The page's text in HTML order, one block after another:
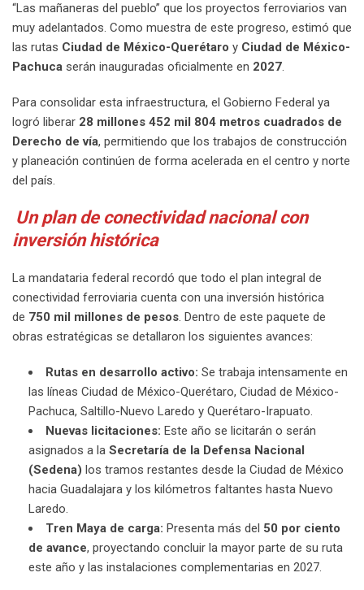
“Las mañaneras del pueblo” que los proyectos ferroviarios van
muy adelantados. Como muestra de este progreso, estimó que
las rutas Ciudad de México-Querétaro y Ciudad de México-
Pachuca serán inauguradas oficialmente en 2027.
Para consolidar esta infraestructura, el Gobierno Federal ya
logró liberar 28 millones 452 mil 804 metros cuadrados de
Derecho de vía, permitiendo que los trabajos de construcción
y planeación continúen de forma acelerada en el centro y norte
del país.
Un plan de conectividad nacional con
inversión histórica
La mandataria federal recordó que todo el plan integral de
conectividad ferroviaria cuenta con una inversión histórica
de 750 mil millones de pesos. Dentro de este paquete de
obras estratégicas se detallaron los siguientes avances:
Rutas en desarrollo activo: Se trabaja intensamente en
las líneas Ciudad de México-Querétaro, Ciudad de México-
Pachuca, Saltillo-Nuevo Laredo y Querétaro-Irapuato.
Nuevas licitaciones: Este año se licitarán o serán
asignados a la Secretaría de la Defensa Nacional
(Sedena) los tramos restantes desde la Ciudad de México
hacia Guadalajara y los kilómetros faltantes hasta Nuevo
Laredo.
Tren Maya de carga: Presenta más del 50 por ciento
de avance, proyectando concluir la mayor parte de su ruta
este año y las instalaciones complementarias en 2027.